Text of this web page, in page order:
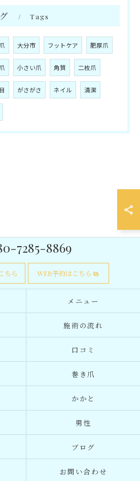
Tags
大分市 フットケア 肥厚爪
小さい爪 角質 二枚爪
がさがさ ネイル 清潔
7285-8869
ちら WEB予約はこちら
メニュー
施術の流れ
口コミ
巻き爪
かかと
男性
ブログ
お問い合わせ